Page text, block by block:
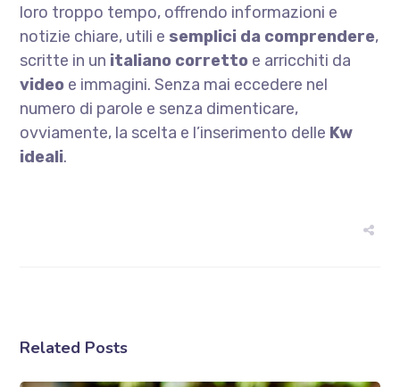
loro troppo tempo, offrendo informazioni e
notizie chiare, utili e semplici da comprendere,
scritte in un italiano corretto e arricchiti da
video e immagini. Senza mai eccedere nel
numero di parole e senza dimenticare,
ovviamente, la scelta e l’inserimento delle Kw
ideali.
Related Posts